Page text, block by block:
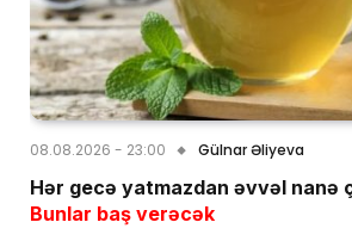
08.08.2026 - 23:00 Gülnar Əliyeva
Hər gecə yatmazdan əvvəl nanə
Bunlar baş verəcək